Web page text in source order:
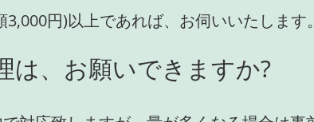
円)以上であれば、お伺いいたします。
は、お願いできますか?